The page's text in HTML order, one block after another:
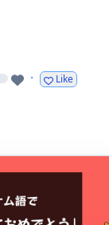
· Like